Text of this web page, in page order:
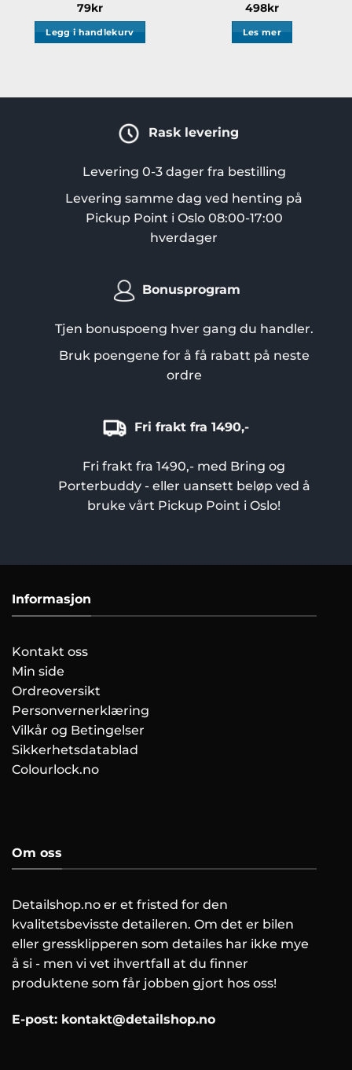
79kr
Legg i handlekurv
498kr
Les mer
Rask levering
Levering 0-3 dager fra bestilling
Levering samme dag ved henting på
Pickup Point i Oslo 08:00-17:00
hverdager
Bonusprogram
Tjen bonuspoeng hver gang du handler.
Bruk poengene for å få rabatt på neste
ordre
Fri frakt fra 1490,-
Fri frakt fra 1490,- med Bring og
Porterbuddy - eller uansett beløp ved å
bruke vårt Pickup Point i Oslo!
Informasjon
Kontakt oss
Min side
Ordreoversikt
Personvernerklæring
Vilkår og Betingelser
Sikkerhetsdatablad
Colourlock.no
Om oss
Detailshop.no er et fristed for den
kvalitetsbevisste detaileren. Om det er bilen
eller gressklipperen som detailes har ikke mye
å si - men vi vet ihvertfall at du finner
produktene som får jobben gjort hos oss!
E-post: kontakt@detailshop.no